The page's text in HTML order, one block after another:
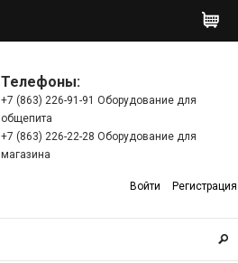
Телефоны:
+7 (863) 226-91-91 Оборудование для
общепита
+7 (863) 226-22-28 Оборудование для
магазина
Войти Регистрация